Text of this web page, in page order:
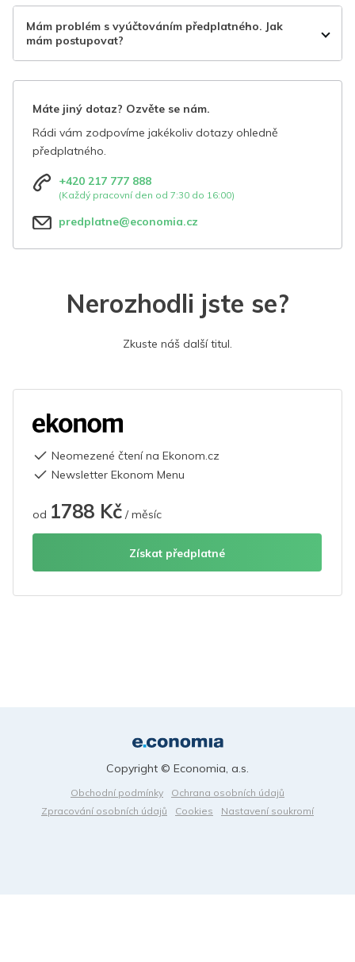
Mám problém s vyúčtováním předplatného. Jak
mám postupovat?
Máte jiný dotaz? Ozvěte se nám.
Rádi vám zodpovíme jakékoliv dotazy ohledně
předplatného.
+420 217 777 888
(Každý pracovní den od 7:30 do 16:00)
predplatne@economia.cz
Nerozhodli jste se?
Zkuste náš další titul.
Neomezené čtení na Ekonom.cz
Newsletter Ekonom Menu
od 1788 Kč / měsíc
Získat předplatné
Obchodní podmínky
Ochrana osobních údajů
Zpracování osobních údajů
Cookies Nastavení soukromí
Copyright © Economia, a.s.